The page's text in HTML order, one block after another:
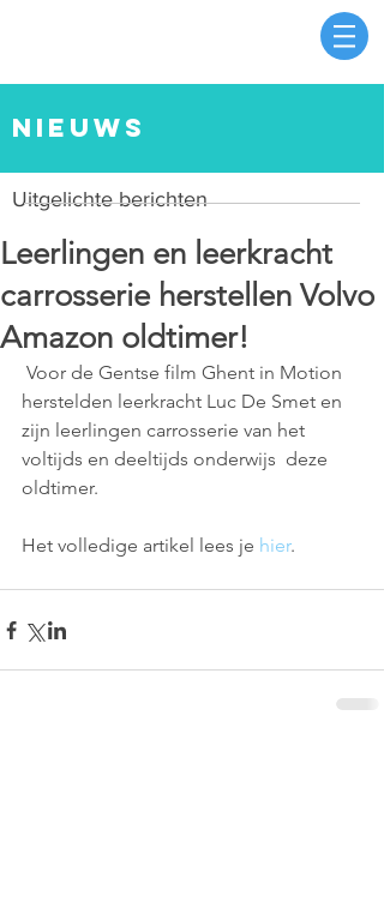
nieuws
Uitgelichte berichten
Leerlingen en leerkracht
carrosserie herstellen Volvo
Amazon oldtimer!
herstelden leerkracht Luc De Smet en
zijn leerlingen carrosserie van het
voltijds en deeltijds onderwijs  deze
oldtimer.
Het volledige artikel lees je hier.